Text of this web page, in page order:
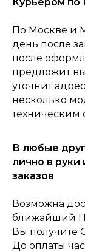
Главная
По Москве и
день после
после
предложит
уточнит
несколько
техническим
В любые
лично в руки
заказов
Возможна
ближайший
Вы получите
До оплаты